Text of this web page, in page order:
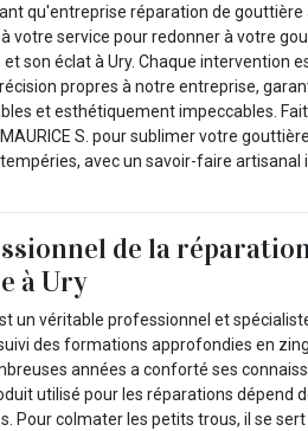
qu'entreprise réparation de gouttière
votre service pour redonner à votre
son éclat à Ury. Chaque intervention
propres à notre entreprise,
et esthétiquement impeccables.
S. pour sublimer votre
avec un savoir-faire artisanal
de la
à Ury
un véritable professionnel et
des formations approfondies en
années a conforté ses
utilisé pour les réparations dépend
Pour colmater les petits trous, il se